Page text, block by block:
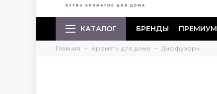
КАТАЛОГ БРЕНДЫ ПРЕМИУМ
Главная Ароматы для дома Диффузоры